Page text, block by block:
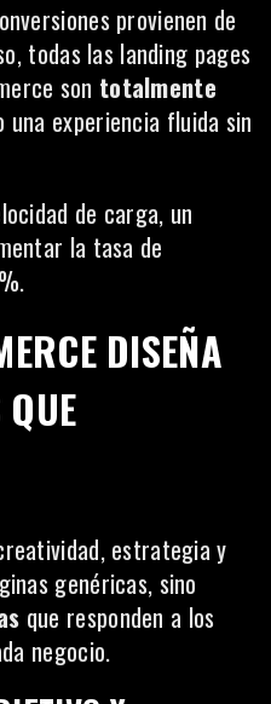
provienen de
todas las landing pages
son totalmente
una experiencia fluida sin
de carga, un
la tasa de
DISEÑA
estrategia y
genéricas, sino
que responden a los
negocio.